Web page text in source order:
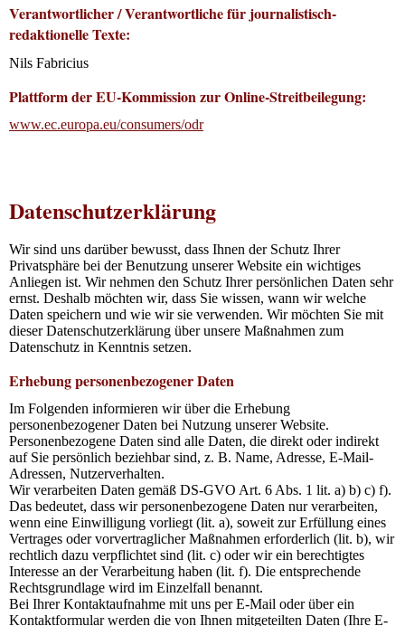
Verantwortlicher / Verantwortliche für journalistisch-
redaktionelle Texte:
Nils Fabricius
Plattform der EU-Kommission zur Online-Streitbeilegung:
www.ec.europa.eu/consumers/odr
Datenschutz­erklärung
Wir sind uns darüber bewusst, dass Ihnen der Schutz Ihrer
Privatsphäre bei der Benutzung unserer Website ein wichtiges
Anliegen ist. Wir nehmen den Schutz Ihrer persönlichen Daten sehr
ernst. Deshalb möchten wir, dass Sie wissen, wann wir welche
Daten speichern und wie wir sie verwenden. Wir möchten Sie mit
dieser Datenschutzerklärung über unsere Maßnahmen zum
Datenschutz in Kenntnis setzen.
Erhebung personenbezogener Daten
Im Folgenden informieren wir über die Erhebung
personenbezogener Daten bei Nutzung unserer Website.
Personenbezogene Daten sind alle Daten, die direkt oder indirekt
auf Sie persönlich beziehbar sind, z. B. Name, Adresse, E-Mail-
Adressen, Nutzerverhalten.
Wir verarbeiten Daten gemäß DS-GVO Art. 6 Abs. 1 lit. a) b) c) f).
Das bedeutet, dass wir personenbezogene Daten nur verarbeiten,
wenn eine Einwilligung vorliegt (lit. a), soweit zur Erfüllung eines
Vertrages oder vorvertraglicher Maßnahmen erforderlich (lit. b), wir
rechtlich dazu verpflichtet sind (lit. c) oder wir ein berechtigtes
Interesse an der Verarbeitung haben (lit. f). Die entsprechende
Rechtsgrundlage wird im Einzelfall benannt.
Bei Ihrer Kontaktaufnahme mit uns per E-Mail oder über ein
Kontaktformular werden die von Ihnen mitgeteilten Daten (Ihre E-